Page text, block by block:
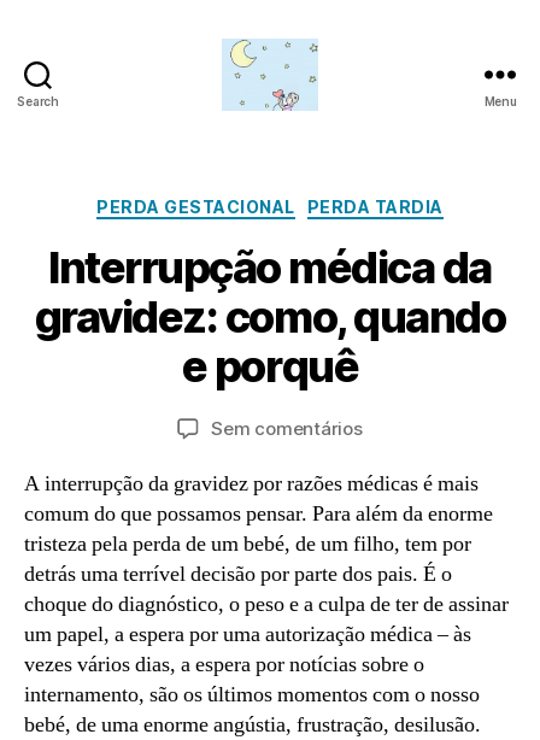
Search
da
lua
Menu
Categorias
PERDA GESTACIONAL PERDA TARDIA
Interrupção médica da
gravidez: como, quando
e porquê
Autor
do
P
o
r
d
in
Data
do
J
u
n
h
o
,
0
2
2
Sem comentáriosem
médica
da
gravidez:
como,
quando
e
porquê
A interrupção da gravidez por razões médicas é mais
comum do que possamos pensar. Para além da enorme
tristeza pela perda de um bebé, de um filho, tem por
detrás uma terrível decisão por parte dos pais. É o
choque do diagnóstico, o peso e a culpa de ter de assinar
um papel, a espera por uma autorização médica – às
vezes vários dias, a espera por notícias sobre o
internamento, são os últimos momentos com o nosso
bebé, de uma enorme angústia, frustração, desilusão.